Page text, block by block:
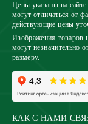
Цены указаны на
могут отличаться от
действующие цены
Изображения товаров
могут незначительно
размеру.
КАК С НАМИ